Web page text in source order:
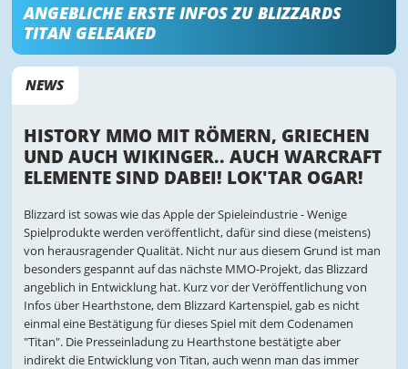
ANGEBLICHE ERSTE INFOS ZU BLIZZARDS
TITAN GELEAKED
NEWS
HISTORY MMO MIT RÖMERN, GRIECHEN
UND AUCH WIKINGER.. AUCH WARCRAFT
ELEMENTE SIND DABEI! LOK'TAR OGAR!
Blizzard ist sowas wie das Apple der Spieleindustrie - Wenige
Spielprodukte werden veröffentlicht, dafür sind diese (meistens)
von herausragender Qualität. Nicht nur aus diesem Grund ist man
besonders gespannt auf das nächste MMO-Projekt, das Blizzard
angeblich in Entwicklung hat. Kurz vor der Veröffentlichung von
Infos über Hearthstone, dem Blizzard Kartenspiel, gab es nicht
einmal eine Bestätigung für dieses Spiel mit dem Codenamen
"Titan". Die Presseinladung zu Hearthstone bestätigte aber
indirekt die Entwicklung von Titan, auch wenn man das immer